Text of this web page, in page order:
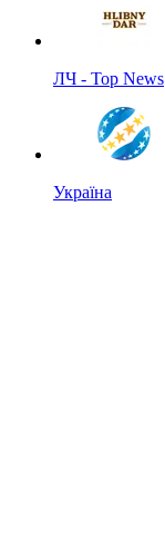
ЛЧ - Top News
Україна